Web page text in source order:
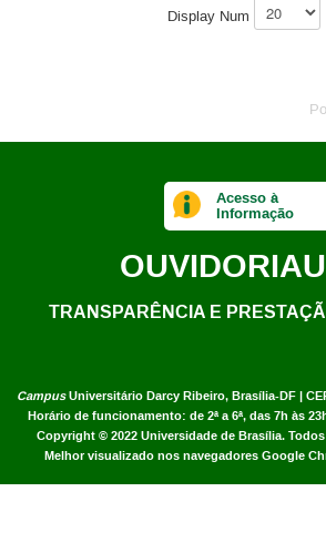
Display Num
CampusUniversitário Darcy Ribeiro, Brasília-DF |
Horário de funcionamento: de 2ª a 6ª, das 7h às
Copyright © 2022 Universidade de Brasília.
Melhor visualizado nos navegadores Google
Acesso à
Informação
OUVIDORIA
TRANSPARÊNCIA E